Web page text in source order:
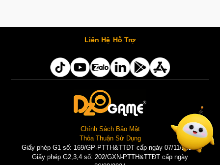
Liên Hệ Hỗ Trợ
Chính Sách Bảo Mật
Thỏa Thuận Sử Dụng
Giấy phép G1 số: 169/GP-PTTH&TTĐT cấp ngày 07/11/2025 |
Giấy phép G2,3,4 số: 202/GXN-PTTH&TTĐT cấp ngày